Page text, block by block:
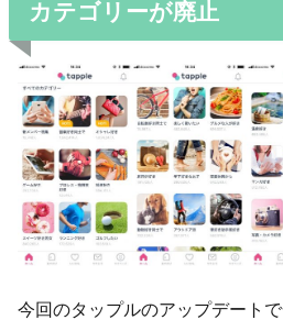
カテゴリーが廃止
今回のタップルのアップデート